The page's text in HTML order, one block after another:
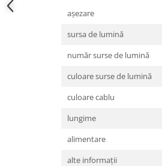
Produse uz casnic
Seminee electrice
Convectoare si aeroterme electrice
aşezare
sursa de lumină
număr surse de lumină
culoare surse de lumină
culoare cablu
lungime
alimentare
alte informaţii